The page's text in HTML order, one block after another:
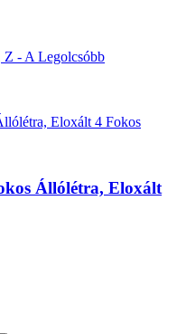
Z - ALegolcsóbb
Állólétra, Eloxált